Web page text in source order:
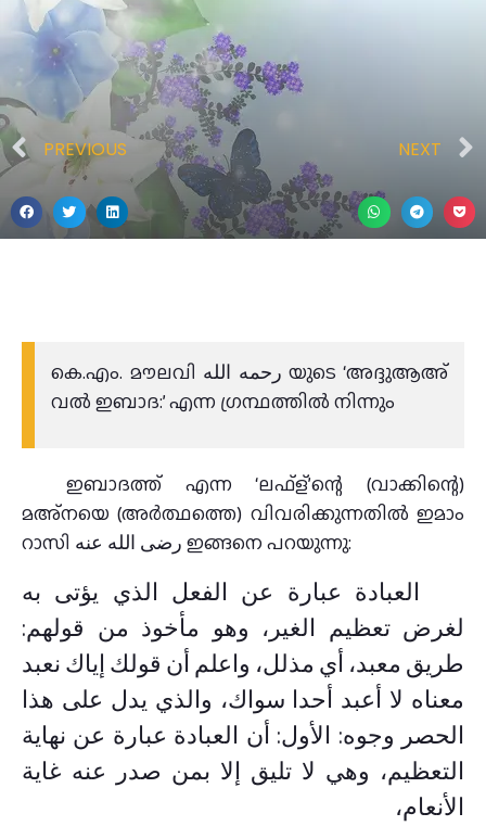
PREVIOUS NEXT
കെ.എം. മൗലവി رحمه الله യുടെ ‘അദ്ദുആഅ്
വൽ ഇബാദ:’ എന്ന ഗ്രന്ഥത്തിൽ നിന്നും
ഇബാദത്ത് എന്ന ‘ലഫ്ള്’ന്റെ (വാക്കിന്റെ)
മഅ്നയെ (അർത്ഥത്തെ) വിവരിക്കുന്നതിൽ ഇമാം
റാസി رضى الله عنه ഇങ്ങനെ പറയുന്നു:
العبادة عبارة عن الفعل الذي يؤتى به
لغرض تعظيم الغير، وهو مأخوذ من قولهم:
طريق معبد، أي مذلل، واعلم أن قولك إياك نعبد
معناه لا أعبد أحدا سواك، والذي يدل على هذا
الحصر وجوه: الأول: أن العبادة عبارة عن نهاية
التعظيم، وهي لا تليق إلا بمن صدر عنه غاية
الأنعام،